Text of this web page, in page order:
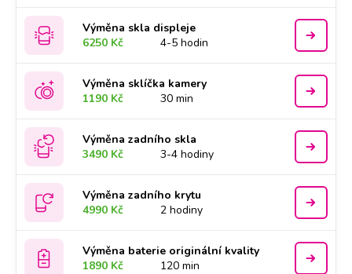
Výměna skla displeje
6250 Kč
4-5 hodin
Výměna sklíčka kamery
1190 Kč
30 min
Výměna zadního skla
3490 Kč
3-4 hodiny
Výměna zadního krytu
4990 Kč
2 hodiny
Výměna baterie originální kvality
1890 Kč
120 min